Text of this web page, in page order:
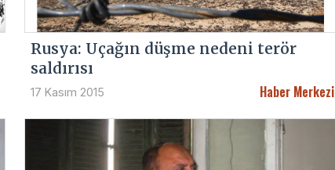
Rusya: Uçağın düşme nedeni terör
saldırısı
17 Kasım 2015 Haber Merkezi